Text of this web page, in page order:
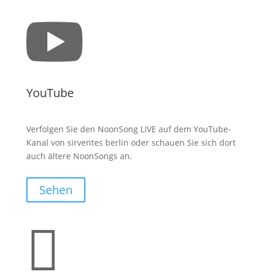

YouTube
Verfolgen Sie den NoonSong LIVE auf dem YouTube-
Kanal von sirventes berlin oder schauen Sie sich dort
auch ältere NoonSongs an.
Sehen
